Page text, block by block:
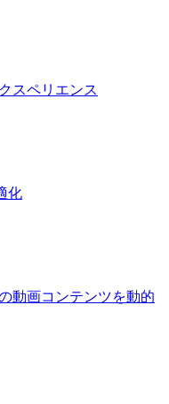
スペリエンス
化
動画コンテンツを動的